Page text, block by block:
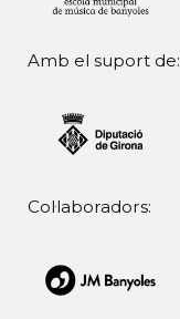
Amb el suport de:
Col·laboradors: